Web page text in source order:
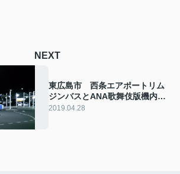
NEXT
東広島市 西条エアポートリム
ジンバスとANA歌舞伎版機内安
全ビデオ初体験
2019.04.28